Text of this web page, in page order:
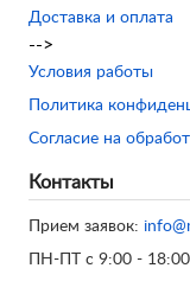
Доставка и оплата
-->
Условия работы
Политика
Согласие на
Контакты
Прием заявок:
ПН-ПТ с 9:00 - 18:00